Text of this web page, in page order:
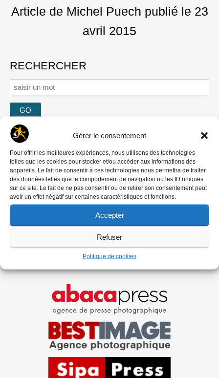
Gérer le consentement
Pour offrir les meilleures expériences, nous utilisons des technologies
telles que les cookies pour stocker et/ou accéder aux informations des
appareils. Le fait de consentir à ces technologies nous permettra de traiter
des données telles que le comportement de navigation ou les ID uniques
sur ce site. Le fait de ne pas consentir ou de retirer son consentement peut
avoir un effet négatif sur certaines caractéristiques et fonctions.
Accepter
Refuser
Politique de cookies
Article de Michel Puech publié le 23
avril 2015
RECHERCHER
Rechercher :
Se connecter
Mot de passe oublié ?
Créer un compte
Comment contribuer
Nous écrire
‘DREDI LETTRE HEBDO
Ils nous soutiennent